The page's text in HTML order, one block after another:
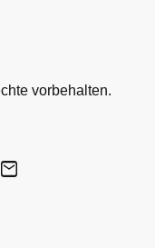
vorbehalten.